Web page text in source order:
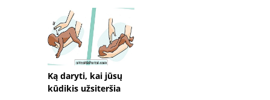
sustabdyti kraujavimą.
Jei įmanoma, reikia
dėvėti pi
Ką daryti, kai jūsų
kūdikis užsiteršia